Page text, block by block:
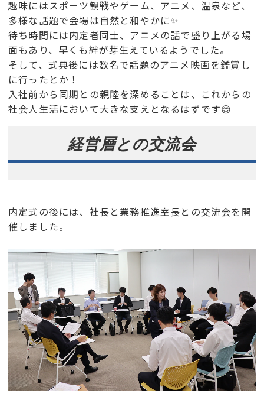
趣味にはスポーツ観戦やゲーム、アニメ、温泉など、
多様な話題で会場は自然と和やかに✨
待ち時間には内定者同士、アニメの話で盛り上がる場
面もあり、早くも絆が芽生えているようでした。
そして、式典後には数名で話題のアニメ映画を鑑賞し
に行ったとか！
入社前から同期との親睦を深めることは、これからの
社会人生活において大きな支えとなるはずです😊
経営層との交流会
内定式の後には、社長と業務推進室長との交流会を開
催しました。